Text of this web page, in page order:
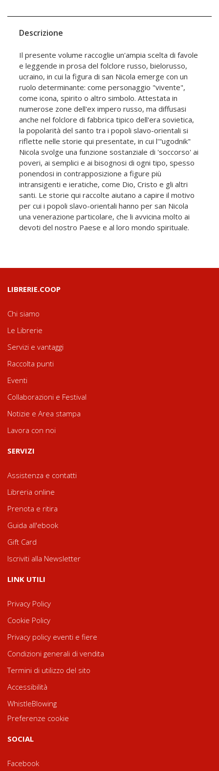
Descrizione
Il presente volume raccoglie un'ampia scelta di favole
e leggende in prosa del folclore russo, bielorusso,
ucraino, in cui la figura di san Nicola emerge con un
ruolo determinante: come personaggio "vivente",
come icona, spirito o altro simbolo. Attestata in
numerose zone dell'ex impero russo, ma diffusasi
anche nel folclore di fabbrica tipico dell'era sovietica,
la popolarità del santo tra i popoli slavo-orientali si
riflette nelle storie qui presentate, in cui l'"ugodnik"
Nicola svolge una funzione sostanziale di 'soccorso' ai
poveri, ai semplici e ai bisognosi di ogni tipo, spesso
ponendosi in contrapposizione a figure più
intransigenti e ieratiche, come Dio, Cristo e gli altri
santi. Le storie qui raccolte aiutano a capire il motivo
per cui i popoli slavo-orientali hanno per san Nicola
una venerazione particolare, che li avvicina molto ai
devoti del nostro Paese e al loro mondo spirituale.
LIBRERIE.COOP
Chi siamo
Le Librerie
Servizi e vantaggi
Raccolta punti
Eventi
Collaborazioni e Festival
Notizie e Area stampa
Lavora con noi
SERVIZI
Assistenza e contatti
Libreria online
Prenota e ritira
Guida all'ebook
Gift Card
Iscriviti alla Newsletter
LINK UTILI
Privacy Policy
Cookie Policy
Privacy policy eventi e fiere
Condizioni generali di vendita
Termini di utilizzo del sito
Accessibilità
WhistleBlowing
Preferenze cookie
SOCIAL
Facebook